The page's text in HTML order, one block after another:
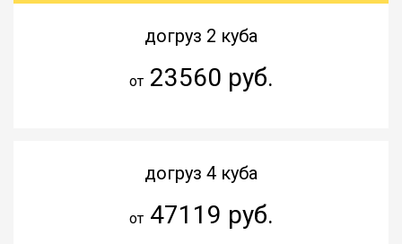
догруз 2 куба
от23560 руб.
догруз 4 куба
от47119 руб.